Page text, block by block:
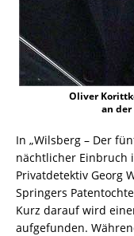
Oliver
an
In „Wilsberg – Der
nächtlicher Einbruch
Privatdetektiv Georg
Springers
Kurz darauf wird
aufgefunden.